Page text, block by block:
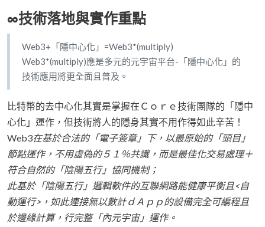
∞技術落地與實作重點
Web3+「隱中心化」=Web3*(multiply)
Web3*(multiply)應是多元的元宇宙平台-「隱中心化」的
技術應用將更全面且普及。
比特幣的去中心化其實是掌握在Ｃｏｒｅ技術團隊的「隱中
心化」運作，但技術將人的隱身其實不用作得如此辛苦！
Web3在基於合法的「電子簽章」下，以最原始的「頭目」
節點運作，不用虛偽的５１％共識，而是最佳化交易處理＋
符合自然的「陰陽五行」協同機制；
此基於「陰陽五行」邏輯軟件的互聯網路能健康平衡且<自
動運行>，如此連接無以數計ｄＡｐｐ的設備完全可編程且
於邊緣計算，行完整「內元宇宙」運作。